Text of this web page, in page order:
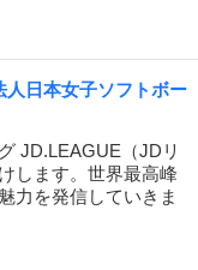
日本女子ソフトボー
JD.LEAGUE（JDリ
します。世界最高峰
力を発信していきま